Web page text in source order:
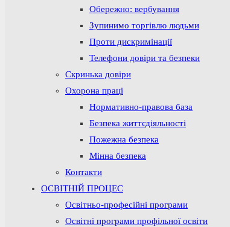
Обережно: вербування
Зупинимо торгівлю людьми
Проти дискримінації
Телефони довіри та безпеки
Скринька довіри
Охорона праці
Нормативно-правова база
Безпека життєдіяльності
Пожежна безпека
Мінна безпека
Контакти
ОСВІТНІЙ ПРОЦЕС
Освітньо-професійні програми
Освітні програми профільної освіти